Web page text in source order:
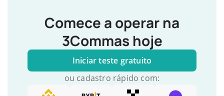
Comece a operar na
3Commas hoje
Iniciar teste gratuito
ou cadastro rápido com: